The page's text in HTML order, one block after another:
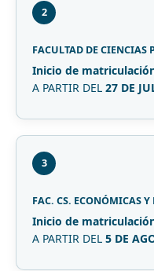
2
FACULTAD DE CIENCIAS
Inicio de
A PARTIR DEL 27 DE
3
FAC. CS. ECONÓMICAS
Inicio de
A PARTIR DEL 5 DE